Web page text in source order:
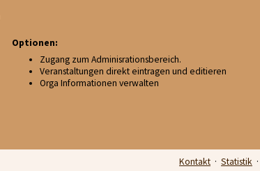
Optionen:
Zugang zum Adminisrationsbereich.
Veranstaltungen direkt eintragen und editieren
Orga Informationen verwalten
Kontakt · Statistik ·